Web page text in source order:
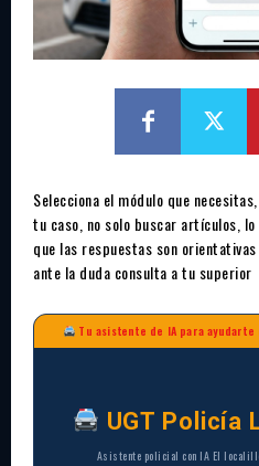
Selecciona el módulo que
tu caso, no solo buscar artículos,
que las respuestas son
ante la duda consulta a tu superior
Tu asistente de IA para
UGT Policía
Asistente policial con IA El localillo